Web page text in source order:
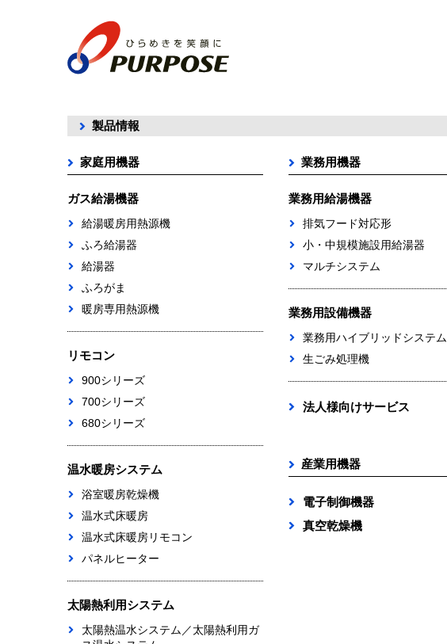
製品情報
家庭用機器
ガス給湯機器
給湯暖房用熱源機
ふろ給湯器
給湯器
ふろがま
暖房専用熱源機
リモコン
900シリーズ
700シリーズ
680シリーズ
温水暖房システム
浴室暖房乾燥機
温水式床暖房
温水式床暖房リモコン
パネルヒーター
太陽熱利用システム
太陽熱温水システム／太陽熱利用ガ
業務用機器
業務用給湯機器
排気フード対応形
小・中規模施設用給湯器
マルチシステム
業務用設備機器
業務用ハイブリッドシステム
生ごみ処理機
法人様向けサービス
産業用機器
電子制御機器
真空乾燥機